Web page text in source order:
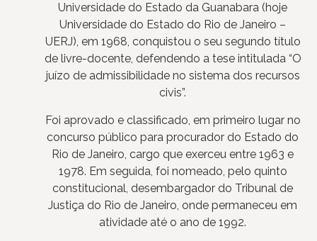
Universidade do Estado da Guanabara (hoje
Universidade do Estado do Rio de Janeiro –
UERJ), em 1968, conquistou o seu segundo título
de livre-docente, defendendo a tese intitulada “O
juízo de admissibilidade no sistema dos recursos
civis”.
Foi aprovado e classificado, em primeiro lugar no
concurso público para procurador do Estado do
Rio de Janeiro, cargo que exerceu entre 1963 e
1978. Em seguida, foi nomeado, pelo quinto
constitucional, desembargador do Tribunal de
Justiça do Rio de Janeiro, onde permaneceu em
atividade até o ano de 1992.